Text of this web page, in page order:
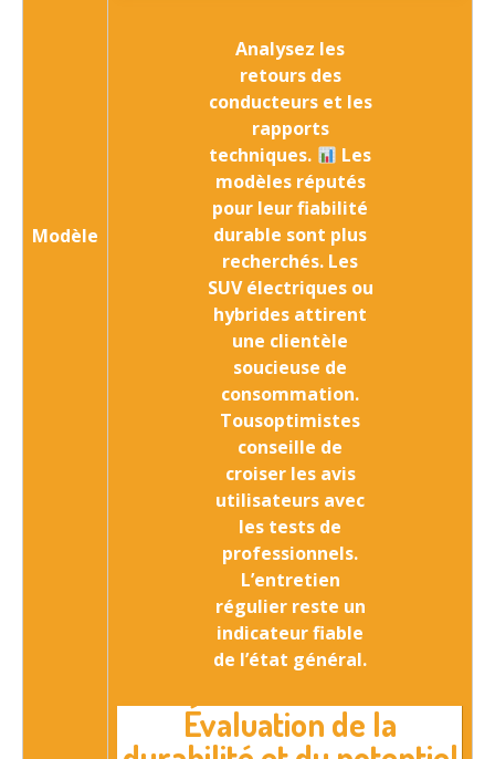
Modèle
Analysez les
retours des
conducteurs et les
rapports
techniques.
Les
modèles réputés
pour leur fiabilité
durable sont plus
recherchés. Les
SUV électriques ou
hybrides attirent
une clientèle
soucieuse de
consommation.
Tousoptimistes
conseille de
croiser les avis
utilisateurs avec
les tests de
professionnels.
L’entretien
régulier reste un
indicateur fiable
de l’état général.
Évaluation de la